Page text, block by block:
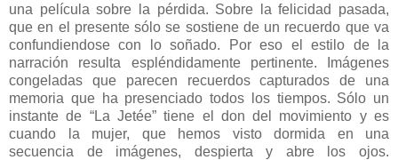
una película sobre la pérdida. Sobre la felicidad pasada,
que en el presente sólo se sostiene de un recuerdo que va
confundiendose con lo soñado. Por eso el estilo de la
narración resulta espléndidamente pertinente. Imágenes
congeladas que parecen recuerdos capturados de una
memoria que ha presenciado todos los tiempos. Sólo un
instante de “La Jetée” tiene el don del movimiento y es
cuando la mujer, que hemos visto dormida en una
secuencia de imágenes, despierta y abre los ojos.